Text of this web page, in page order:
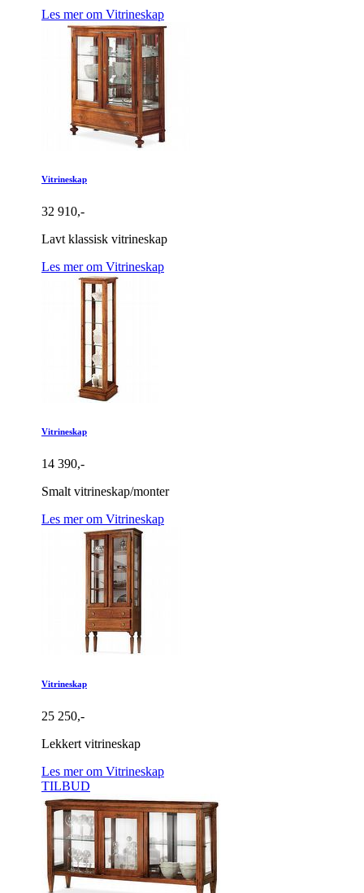
Les mer om Vitrineskap
Vitrineskap
32 910,-
Lavt klassisk vitrineskap
Les mer om Vitrineskap
Vitrineskap
14 390,-
Smalt vitrineskap/monter
Les mer om Vitrineskap
Vitrineskap
25 250,-
Lekkert vitrineskap
Les mer om Vitrineskap
TILBUD